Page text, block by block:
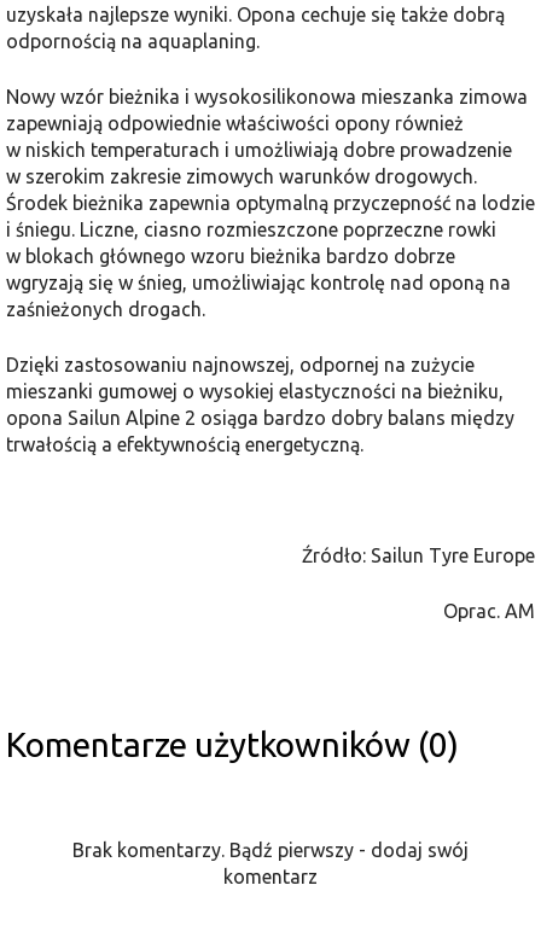
uzyskała najlepsze wyniki. Opona cechuje się także dobrą
odpornością na aquaplaning.
Nowy wzór bieżnika i wysokosilikonowa mieszanka zimowa
zapewniają odpowiednie właściwości opony również
w niskich temperaturach i umożliwiają dobre prowadzenie
w szerokim zakresie zimowych warunków drogowych.
Środek bieżnika zapewnia optymalną przyczepność na lodzie
i śniegu. Liczne, ciasno rozmieszczone poprzeczne rowki
w blokach głównego wzoru bieżnika bardzo dobrze
wgryzają się w śnieg, umożliwiając kontrolę nad oponą na
zaśnieżonych drogach.
Dzięki zastosowaniu najnowszej, odpornej na zużycie
mieszanki gumowej o wysokiej elastyczności na bieżniku,
opona Sailun Alpine 2 osiąga bardzo dobry balans między
trwałością a efektywnością energetyczną.
Źródło: Sailun Tyre Europe
Oprac. AM
Komentarze użytkowników (0)
Brak komentarzy. Bądź pierwszy - dodaj swój
komentarz